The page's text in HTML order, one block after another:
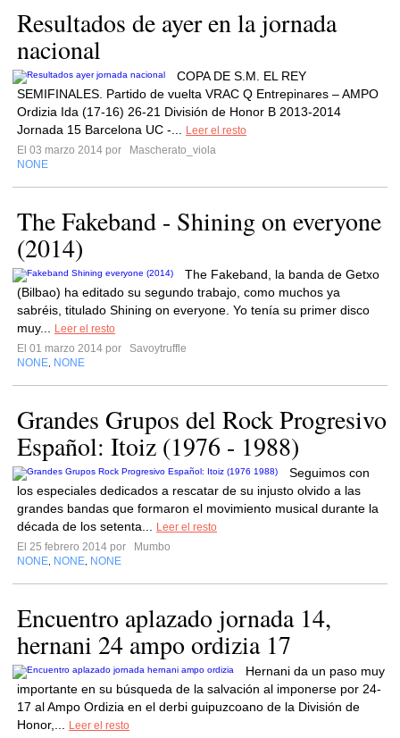
Resultados de ayer en la jornada
nacional
COPA DE S.M. EL REY
SEMIFINALES. Partido de vuelta VRAC Q Entrepinares – AMPO
Ordizia Ida (17-16) 26-21 División de Honor B 2013-2014
Jornada 15 Barcelona UC -...
Leer el resto
El 03 marzo 2014 por
Mascherato_viola
NONE
The Fakeband - Shining on everyone
(2014)
The Fakeband, la banda de Getxo
(Bilbao) ha editado su segundo trabajo, como muchos ya
sabréis, titulado Shining on everyone. Yo tenía su primer disco
muy...
Leer el resto
El 01 marzo 2014 por
Savoytruffle
NONE NONE
Grandes Grupos del Rock Progresivo
Español: Itoiz (1976 - 1988)
Seguimos con
los especiales dedicados a rescatar de su injusto olvido a las
grandes bandas que formaron el movimiento musical durante la
década de los setenta...
Leer el resto
El 25 febrero 2014 por
Mumbo
NONE NONE NONE
Encuentro aplazado jornada 14,
hernani 24 ampo ordizia 17
Hernani da un paso muy
importante en su búsqueda de la salvación al imponerse por 24-
17 al Ampo Ordizia en el derbi guipuzcoano de la División de
Honor,...
Leer el resto